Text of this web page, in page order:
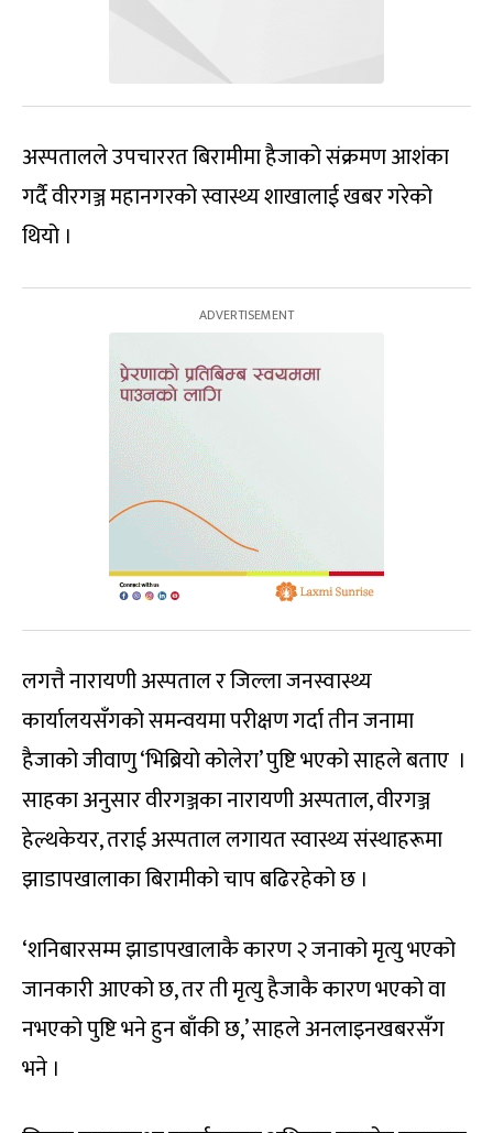
अस्पतालले उपचाररत बिरामीमा हैजाको संक्रमण आशंका
गर्दै वीरगञ्ज महानगरको स्वास्थ्य शाखालाई खबर गरेको
थियो ।
लगत्तै नारायणी अस्पताल र जिल्ला जनस्वास्थ्य
कार्यालयसँगको समन्वयमा परीक्षण गर्दा तीन जनामा
हैजाको जीवाणु ‘भिब्रियो कोलेरा’ पुष्टि भएको साहले बताए ।
साहका अनुसार वीरगञ्जका नारायणी अस्पताल, वीरगञ्ज
हेल्थकेयर, तराई अस्पताल लगायत स्वास्थ्य संस्थाहरूमा
झाडापखालाका बिरामीको चाप बढिरहेको छ ।
‘शनिबारसम्म झाडापखालाकै कारण २ जनाको मृत्यु भएको
जानकारी आएको छ, तर ती मृत्यु हैजाकै कारण भएको वा
नभएको पुष्टि भने हुन बाँकी छ,’ साहले अनलाइनखबरसँग
भने ।